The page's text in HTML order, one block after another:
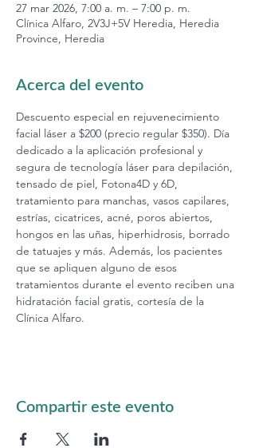
27 mar 2026, 7:00 a. m. – 7:00 p. m.
Clínica Alfaro, 2V3J+5V Heredia, Heredia
Province, Heredia
Acerca del evento
Descuento especial en rejuvenecimiento
facial láser a $200 (precio regular $350). Día
dedicado a la aplicación profesional y
segura de tecnología láser para depilación,
tensado de piel, Fotona4D y 6D,
tratamiento para manchas, vasos capilares,
estrías, cicatrices, acné, poros abiertos,
hongos en las uñas, hiperhidrosis, borrado
de tatuajes y más. Además, los pacientes
que se apliquen alguno de esos
tratamientos durante el evento reciben una
hidratación facial gratis, cortesía de la
Clínica Alfaro.
Compartir este evento